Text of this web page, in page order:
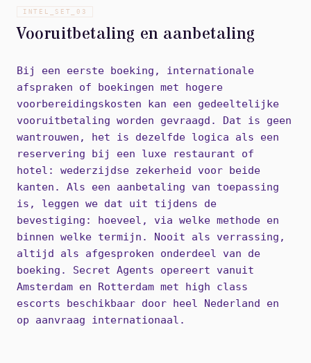
INTEL_SET_ 03
Vooruitbetaling en aanbetaling
Bij een eerste boeking, internationale
afspraken of boekingen met hogere
voorbereidingskosten kan een gedeeltelijke
vooruitbetaling worden gevraagd. Dat is geen
wantrouwen, het is dezelfde logica als een
reservering bij een luxe restaurant of
hotel: wederzijdse zekerheid voor beide
kanten. Als een aanbetaling van toepassing
is, leggen we dat uit tijdens de
bevestiging: hoeveel, via welke methode en
binnen welke termijn. Nooit als verrassing,
altijd als afgesproken onderdeel van de
boeking. Secret Agents opereert vanuit
Amsterdam en Rotterdam met high class
escorts beschikbaar door heel Nederland en
op aanvraag internationaal.